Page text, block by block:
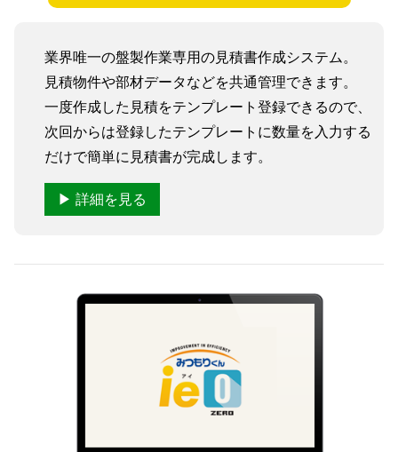
業界唯一の盤製作業専用の見積書作成システム。
見積物件や部材データなどを共通管理できます。
一度作成した見積をテンプレート登録できるので、
次回からは登録したテンプレートに数量を入力する
だけで簡単に見積書が完成します。
▶ 詳細を見る